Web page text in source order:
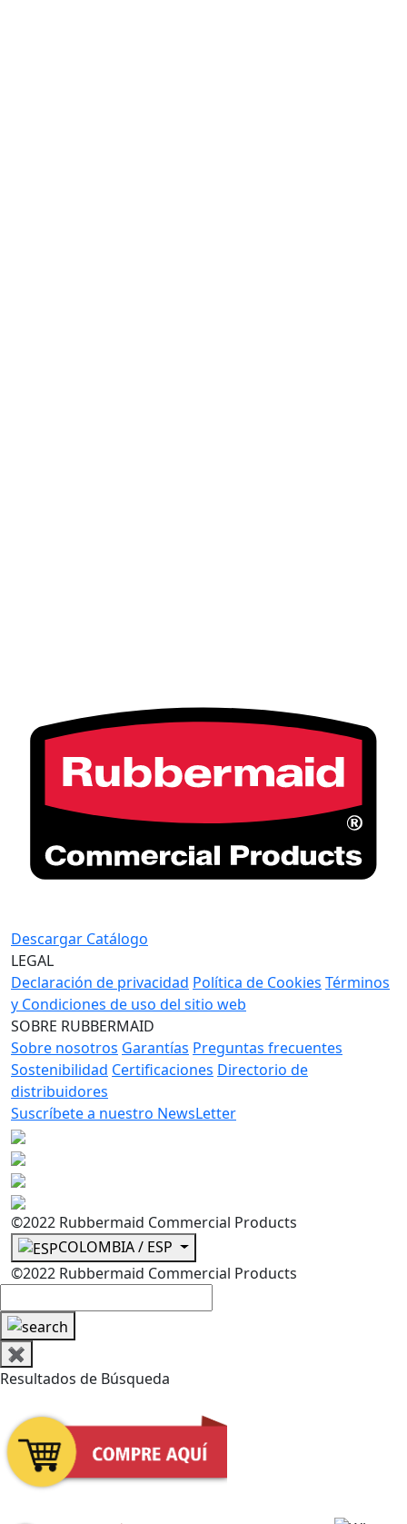
Descargar Catálogo
LEGAL
Declaración de privacidad Política de Cookies Términos
y Condiciones de uso del sitio web
SOBRE RUBBERMAID
Sobre nosotros Garantías Preguntas frecuentes
Sostenibilidad Certificaciones Directorio de
distribuidores
Suscríbete a nuestro NewsLetter
©2022 Rubbermaid Commercial Products
COLOMBIA / ESP
©2022 Rubbermaid Commercial Products
✖
Resultados de Búsqueda